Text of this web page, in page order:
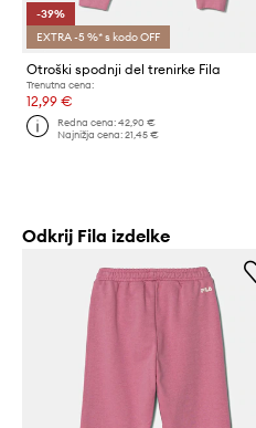
-39%
EXTRA -5 %* s kodo OFF
Otroški spodnji del trenirke Fila
Trenutna cena:
12,99 €
Redna cena:42,90 €
Najnižja cena:21,45 €
Odkrij Fila izdelke